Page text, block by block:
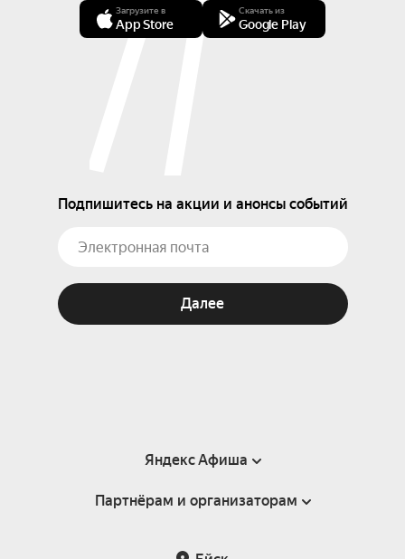
Загрузите в
App Store
Скачать из
Google Play
Подпишитесь на акции и анонсы событий
Далее
Яндекс Афиша
Справка
Партнёрам и организаторам